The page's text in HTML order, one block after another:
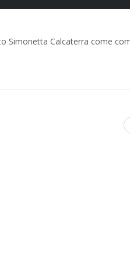
Simonetta Calcaterra come